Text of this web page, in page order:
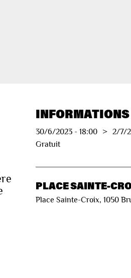
30/6/2023 -18:00 > 2/7/
Gratuit
PLACE SAINTE-
Place Sainte-Croix, 1050